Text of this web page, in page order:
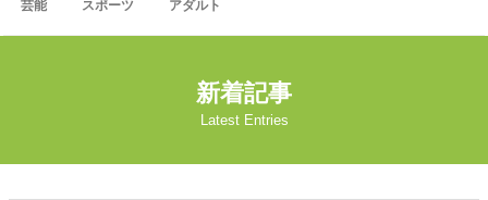
芸能 スポーツ アダルト
新着記事
Latest Entries